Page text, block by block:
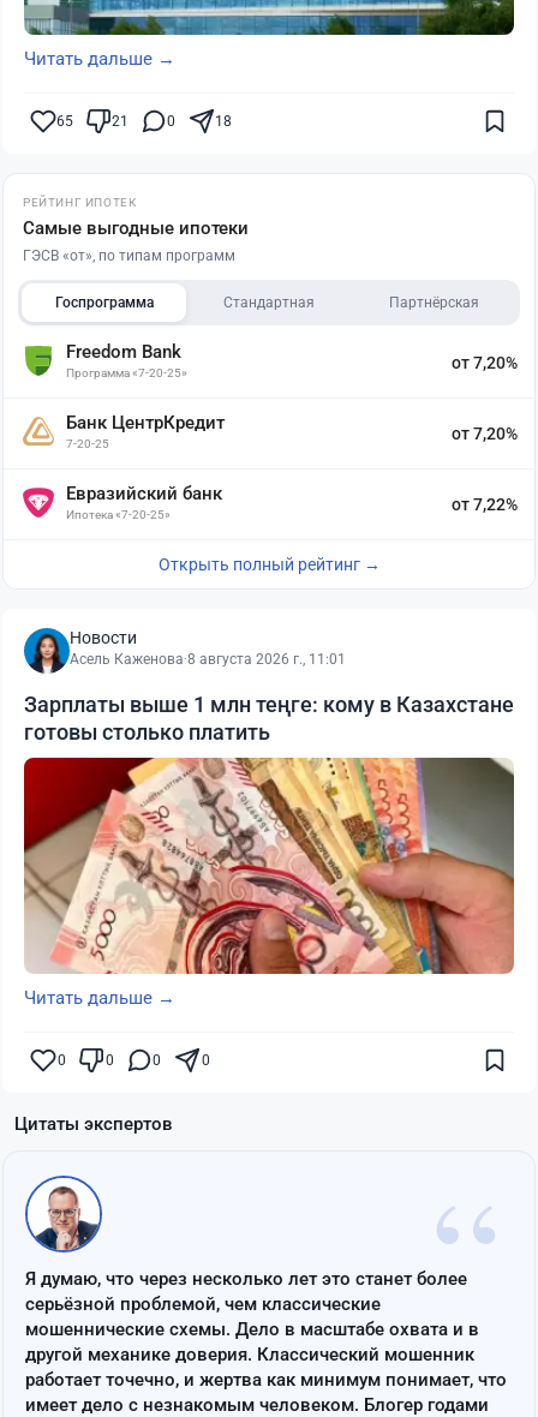
Читать дальше →
65 21 0 18
РЕЙТИНГ ИПОТЕК
Самые выгодные ипотеки
ГЭСВ «от», по типам программ
Госпрограмма Стандартная Партнёрская
Freedom Bank
Программа «7-20-25»
от 7,20%
Банк ЦентрКредит
7-20-25
от 7,20%
Евразийский банк
Ипотека «7-20-25»
от 7,22%
Открыть полный рейтинг →
Новости
Асель Каженова·8 августа 2026 г., 11:01
Зарплаты выше 1 млн теңге: кому в Казахстане
готовы столько платить
Читать дальше →
0 0 0 0
Цитаты экспертов
“
Я думаю, что через несколько лет это станет более
серьёзной проблемой, чем классические
мошеннические схемы. Дело в масштабе охвата и в
другой механике доверия. Классический мошенник
работает точечно, и жертва как минимум понимает, что
имеет дело с незнакомым человеком. Блогер годами